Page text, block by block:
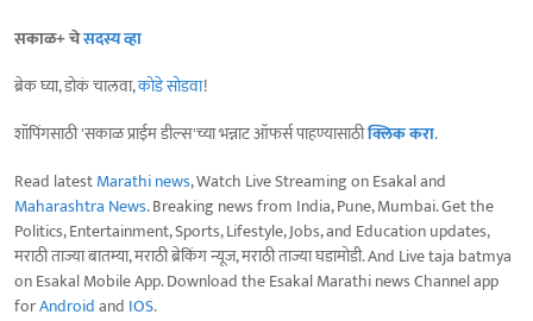
सकाळ+ चेसदस्य व्हा
ब्रेक घ्या, डोकं चालवा,कोडे सोडवा!
शॉपिंगसाठी 'सकाळ प्राईम डील्स'च्या भन्नाट ऑफर्स पाहण्यासाठीक्लिक करा.
Read latestMarathi news, Watch Live Streaming on Esakal and
Maharashtra News. Breaking news from India, Pune, Mumbai. Get the
Politics, Entertainment, Sports, Lifestyle, Jobs, and Education updates,
मराठी ताज्या बातम्या, मराठी ब्रेकिंग न्यूज, मराठी ताज्या घडामोडी. And Live taja batmya
on Esakal Mobile App. Download the Esakal Marathi news Channel app
forAndroidand IOS.